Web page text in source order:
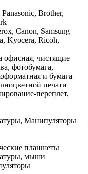
Panasonic, Brother,
Canon, Samsung
Kyocera, Ricoh,
офисная, чистящие
фотобумага,
и бумага
печати
переплет,
Манипуляторы
планшеты
мыши